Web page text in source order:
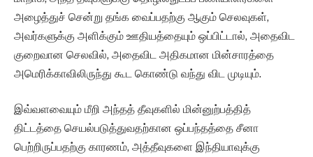
அழைத்துச் சென்று தங்க வைப்பதற்கு ஆகும் செலவுகள்,
அவர்களுக்கு அளிக்கும் ஊதியத்தையும் ஒப்பிட்டால், அதைவிட
குறைவான செலவில், அதைவிட அதிகமான மின்சாரத்தை
அமெரிக்காவிலிருந்து கூட கொண்டு வந்து விட முடியும்.
இவ்வளவையும் மீறி அந்தத் தீவுகளில் மின்னுற்பத்தித்
திட்டத்தை செயல்படுத்துவதற்கான ஒப்பந்தத்தை சீனா
பெற்றிருப்பதற்கு காரணம், அத்தீவுகளை இந்தியாவுக்கு